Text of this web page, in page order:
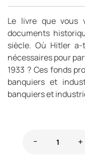
Le livre que vous
documents
siècle. Où Hitler
nécessaires pour
1933 ? Ces fonds
banquiers et
banquiers et